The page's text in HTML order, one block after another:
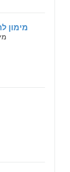
מימון